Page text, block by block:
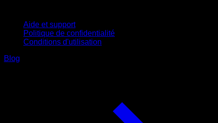
Aide et support
Politique de confidentialité
Conditions d'utilisation
Blog